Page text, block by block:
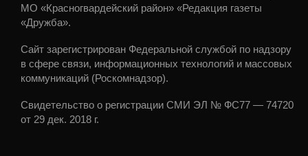
МО «Красногвардейский район» «Редакция газеты
«Дружба».
Сайт зарегистрирован Федеральной службой по надзору
в сфере связи, информационных технологий и массовых
коммуникаций (Роскомнадзор).
Свидетельство о регистрации СМИ ЭЛ № ФС77 — 74720
от 29 дек. 2018 г.